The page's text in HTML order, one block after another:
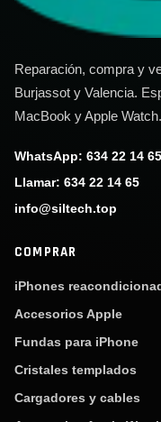
Reparación, compra y
Burjassot y Valencia.
MacBook y Apple Watch.
WhatsApp: 634 22 14 65
Llamar: 634 22 14 65
info@siltech.top
COMPRAR
iPhones
Accesorios Apple
Fundas para iPhone
Cristales templados
Cargadores y cables